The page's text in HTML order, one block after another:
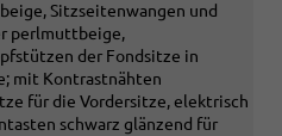
Sitzseitenwangen und
perlmuttbeige,
der Fondsitze in
mit Kontrastnähten
für die Vordersitze, elektrisch
schwarz glänzend für